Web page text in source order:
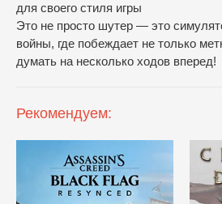
для своего стиля игры
Это не просто шутер — это
войны, где побеждает не только
думать на несколько ходов вперед!
Рекомендуем: